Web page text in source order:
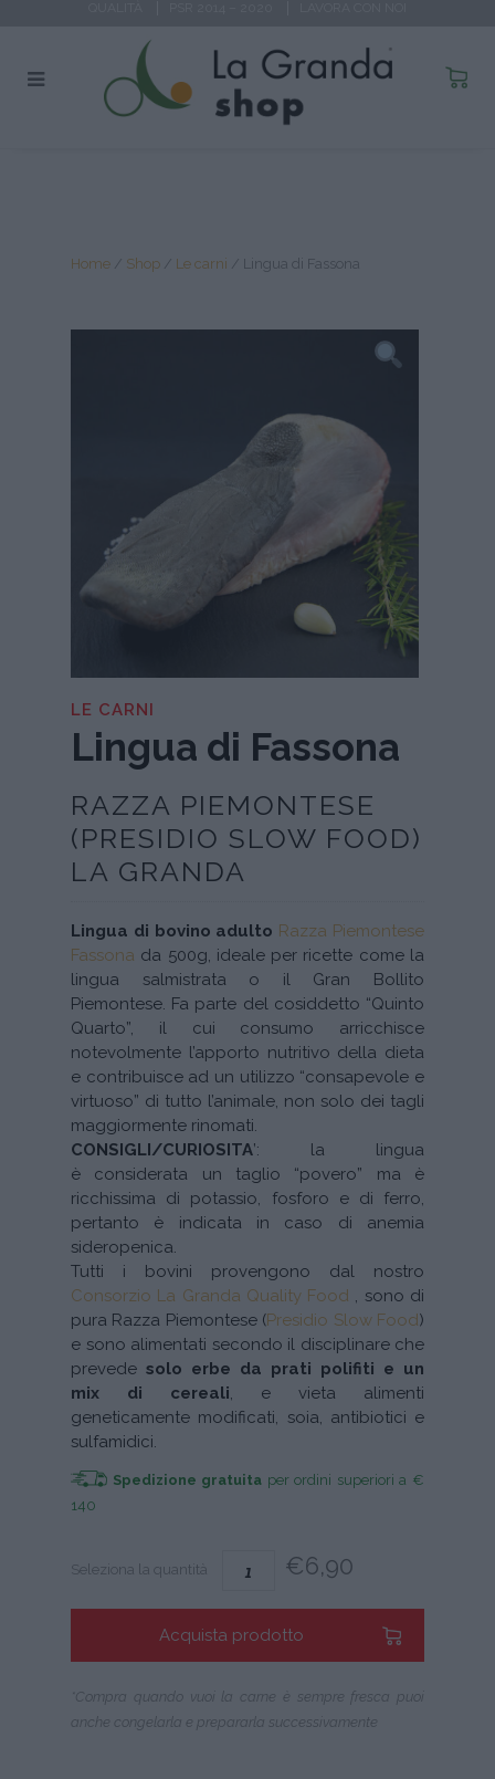
Home / Shop / Le carni / Lingua di Fassona
LE CARNI
Lingua di Fassona
RAZZA PIEMONTESE
(PRESIDIO SLOW FOOD)
LA GRANDA
Lingua di bovino adulto Razza Piemontese
Fassona da 500g, ideale per ricette come la
lingua salmistrata o il Gran Bollito
Piemontese. Fa parte del cosiddetto “Quinto
Quarto”, il cui consumo arricchisce
notevolmente l’apporto nutritivo della dieta
e contribuisce ad un utilizzo “consapevole e
virtuoso” di tutto l’animale, non solo dei tagli
maggiormente rinomati.
CONSIGLI/CURIOSITA’: la lingua
è considerata un taglio “povero” ma è
ricchissima di potassio, fosforo e di ferro,
pertanto è indicata in caso di anemia
sideropenica.
Tutti i bovini provengono dal nostro
Consorzio La Granda Quality Food , sono di
pura Razza Piemontese (Presidio Slow Food)
e sono alimentati secondo il disciplinare che
prevede solo erbe da prati polifiti e un
mix di cereali, e vieta alimenti
geneticamente modificati, soia, antibiotici e
sulfamidici.
Spedizione gratuita per ordini superiori a €
140
Seleziona la quantità €6,90
Acquista prodotto
*Compra quando vuoi la carne è sempre fresca puoi
anche congelarla e prepararla successivamente